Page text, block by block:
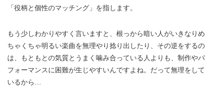
「役柄と個性のマッチング」を指します。
もう少しわかりやすく言いますと、根っから暗い人がいきなりめ
ちゃくちゃ明るい楽曲を無理やり捻り出したり、その逆をするの
は、もともとの気質とうまく噛み合っている人よりも、制作やパ
フォーマンスに困難が生じやすいんですよね。だって無理をして
いるから…